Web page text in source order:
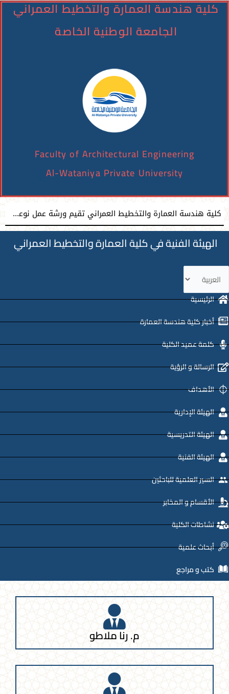
كلية هندسة العمارة والتخطيط العمراني
الجامعة الوطنية الخاصة
Faculty of Architectural Engineering
Al-Wataniya Private University
زيارة علمية لطلبة كلية طب الأسنان في الجامعة الوطنية الخاصة إلى كلية طب الأسنان بجامعة دمشق
الهيئة الفنية في كلية العمارة والتخطيط العمراني
لغة
الرئيسية
أخبار كلية هندسة العمارة
كلمة عميد الكلية
الرسالة و الرؤية
الأهداف
الهيئة الإدارية
الهيئة التدريسية
الهيئة الفنية
السير العلمية للباحثين
الأقسام و المخابر
نشاطات الكلية
أبحاث علمية
كتب و مراجع
م. رنا ملاطو